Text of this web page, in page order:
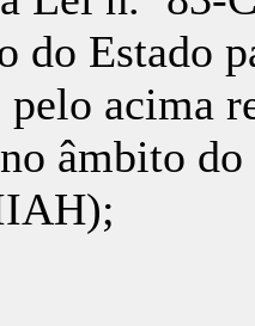
do Estado
pelo acima
âmbito